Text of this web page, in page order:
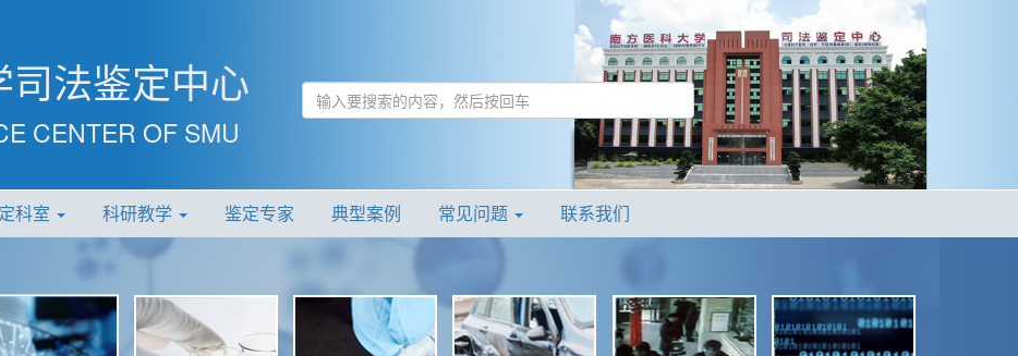
法鉴定中心
CENTER OF SMU
科室 科研教学 鉴定专家 典型案例 常见问题 联系我们